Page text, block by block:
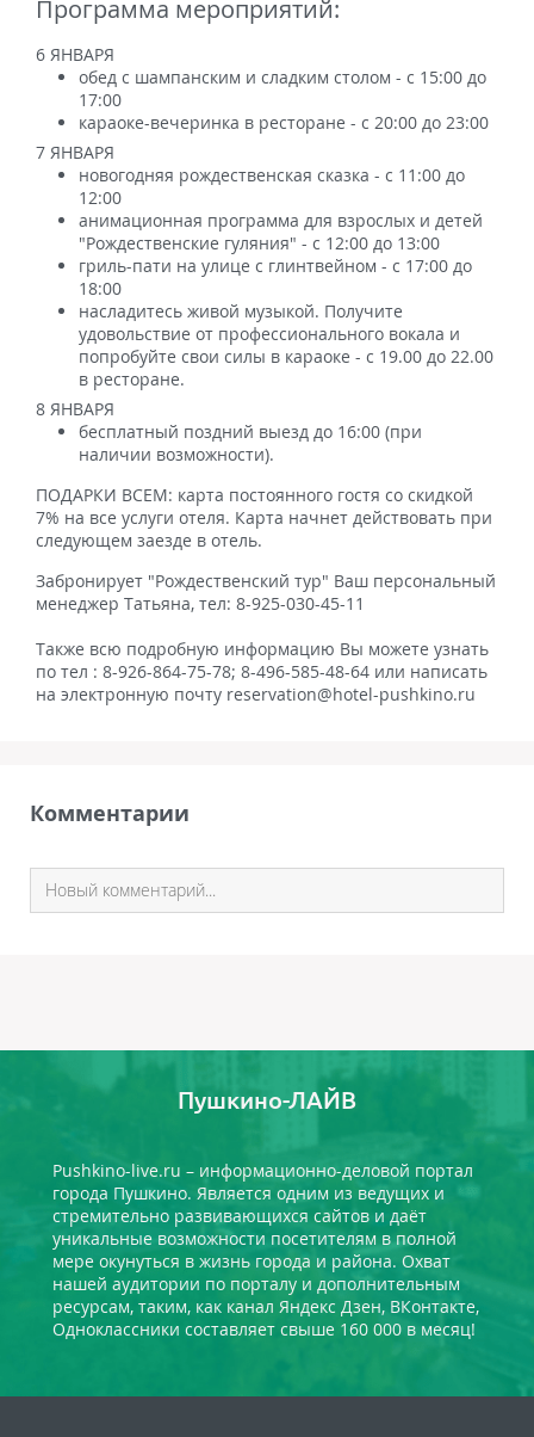
Программа мероприятий:
6 ЯНВАРЯ
обед с шампанским и сладким столом - с 15:00 до
17:00
караоке-вечеринка в ресторане - с 20:00 до 23:00
7 ЯНВАРЯ
новогодняя рождественская сказка - с 11:00 до
12:00
анимационная программа для взрослых и детей
"Рождественские гуляния" - с 12:00 до 13:00
гриль-пати на улице с глинтвейном - с 17:00 до
18:00
насладитесь живой музыкой. Получите
удовольствие от профессионального вокала и
попробуйте свои силы в караоке - с 19.00 до 22.00
в ресторане.
8 ЯНВАРЯ
бесплатный поздний выезд до 16:00 (при
наличии возможности).
ПОДАРКИ ВСЕМ: карта постоянного гостя со скидкой
7% на все услуги отеля. Карта начнет действовать при
следующем заезде в отель.
Забронирует "Рождественский тур" Ваш персональный
менеджер Татьяна, тел: 8-925-030-45-11
Также всю подробную информацию Вы можете узнать
по тел : 8-926-864-75-78; 8-496-585-48-64 или написать
на электронную почту reservation@hotel-pushkino.ru
Комментарии
Пушкино-ЛАЙВ
Pushkino-live.ru – информационно-деловой портал
города Пушкино. Является одним из ведущих и
стремительно развивающихся сайтов и даёт
уникальные возможности посетителям в полной
мере окунуться в жизнь города и района. Охват
нашей аудитории по порталу и дополнительным
ресурсам, таким, как канал Яндекс Дзен, ВКонтакте,
Одноклассники составляет свыше 160 000 в месяц!